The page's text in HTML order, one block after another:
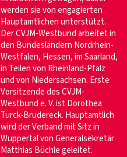
werden sie von engagierten
Hauptamtlichen unterstützt.
Der CVJM-Westbund arbeitet in
den Bundesländern Nordrhein-
Westfalen, Hessen, im Saarland,
in Teilen von Rheinland-Pfalz
und von Niedersachsen. Erste
Vorsitzende des CVJM-
Westbund e. V. ist Dorothea
Turck-Brudereck. Hauptamtlich
wird der Verband mit Sitz in
Wuppertal von Generalsekretär
Matthias Büchle geleitet.